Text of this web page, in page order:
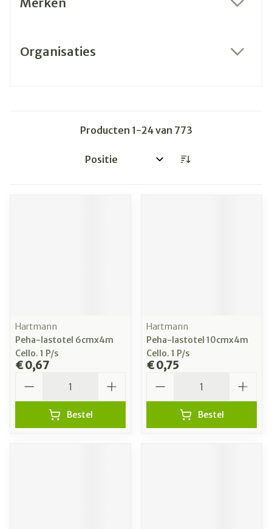
Organisaties
Producten 1-24van 773
Sorteer op:
Hartmann
Peha-lastotel 6cmx4m
Cello. 1 P/s
€ 0,67
Bestel
Hartmann
Peha-lastotel 10cmx4m
Cello. 1 P/s
€ 0,75
Bestel